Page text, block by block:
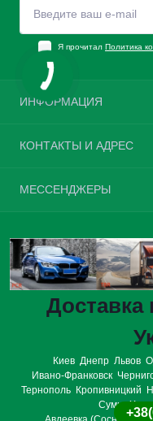
Я прочитал Политика
ИНФОРМАЦИЯ
О нас
Политика
Возврат товара
Карта сайта
Производители
Подарочные
КОНТАКТЫ И АДРЕС
Пн-Вс: с 08:00 до 20:00
МЕССЕНДЖЕРЫ
Viber
WhatsApp
Киев Днепр Львов
Ивано-Франковск
Тернополь Кропивницкий
Сумы